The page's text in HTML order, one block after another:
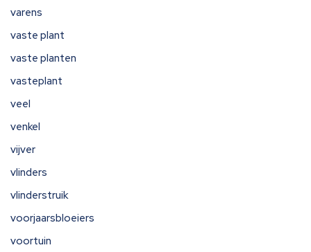
varens
vaste plant
vaste planten
vasteplant
veel
venkel
vijver
vlinders
vlinderstruik
voorjaarsbloeiers
voortuin